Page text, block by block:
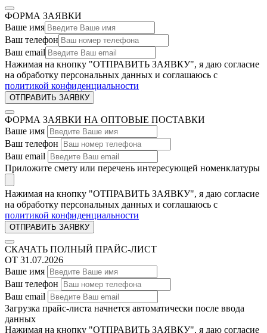
ФОРМА ЗАЯВКИ
Ваше имя
Ваш телефон
Ваш email
Нажимая на кнопку "ОТПРАВИТЬ ЗАЯВКУ", я даю согласие
на обработку персональных данных и соглашаюсь c
политикой конфиденциальности
ФОРМА ЗАЯВКИ НА ОПТОВЫЕ ПОСТАВКИ
Ваше имя
Ваш телефон
Ваш email
Приложите смету или перечень интересующей номенклатуры
Нажимая на кнопку "ОТПРАВИТЬ ЗАЯВКУ", я даю согласие
на обработку персональных данных и соглашаюсь c
политикой конфиденциальности
СКАЧАТЬ ПОЛНЫЙ ПРАЙС-ЛИСТ
ОТ 31.07.2026
Ваше имя
Ваш телефон
Ваш email
Загрузка прайс-листа начнется автоматически после ввода
данных
Нажимая на кнопку "ОТПРАВИТЬ ЗАЯВКУ", я даю согласие